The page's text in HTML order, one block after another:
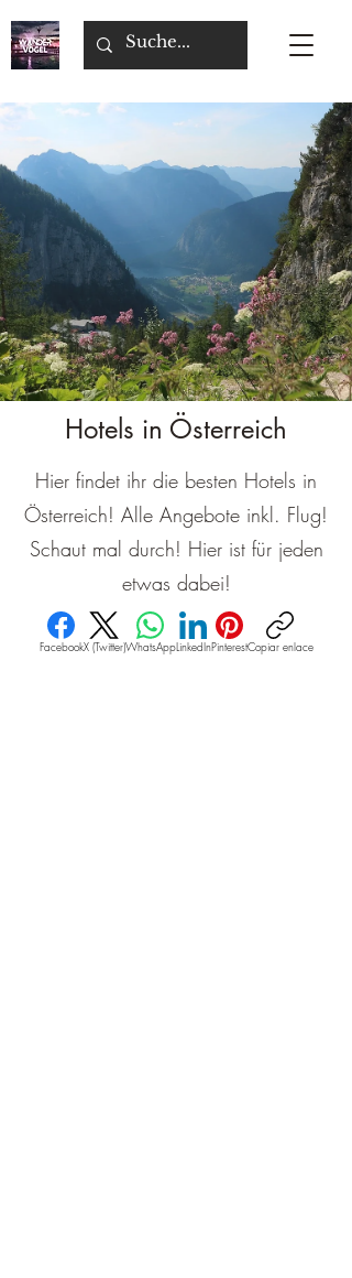
Hotels in Österreich
Hier findet ihr die besten Hotels in
Österreich! Alle Angebote inkl. Flug!
Schaut mal durch! Hier ist für jeden
etwas dabei!
FacebookX (Twitter)WhatsAppLinkedInPinterestCopiar enlace